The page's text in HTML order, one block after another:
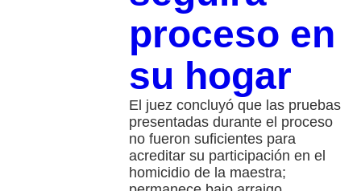
proceso en
su hogar
El juez concluyó que las pruebas
presentadas durante el proceso
no fueron suficientes para
acreditar su participación en el
homicidio de la maestra;